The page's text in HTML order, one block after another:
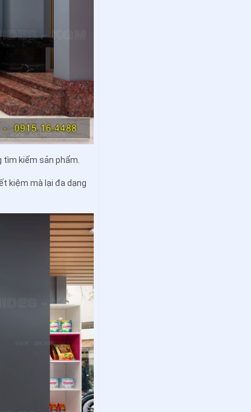
kiếm sản phẩm.
kiệm mà lại đa dạng